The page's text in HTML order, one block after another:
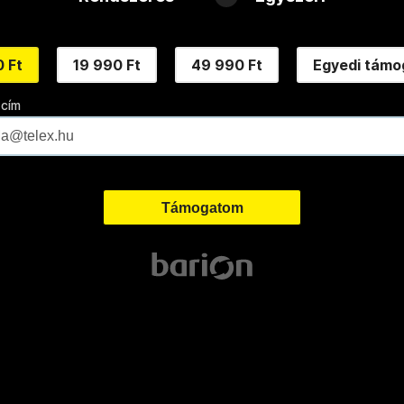
Ft 19 990 Ft 49 990 Ft Egyedi